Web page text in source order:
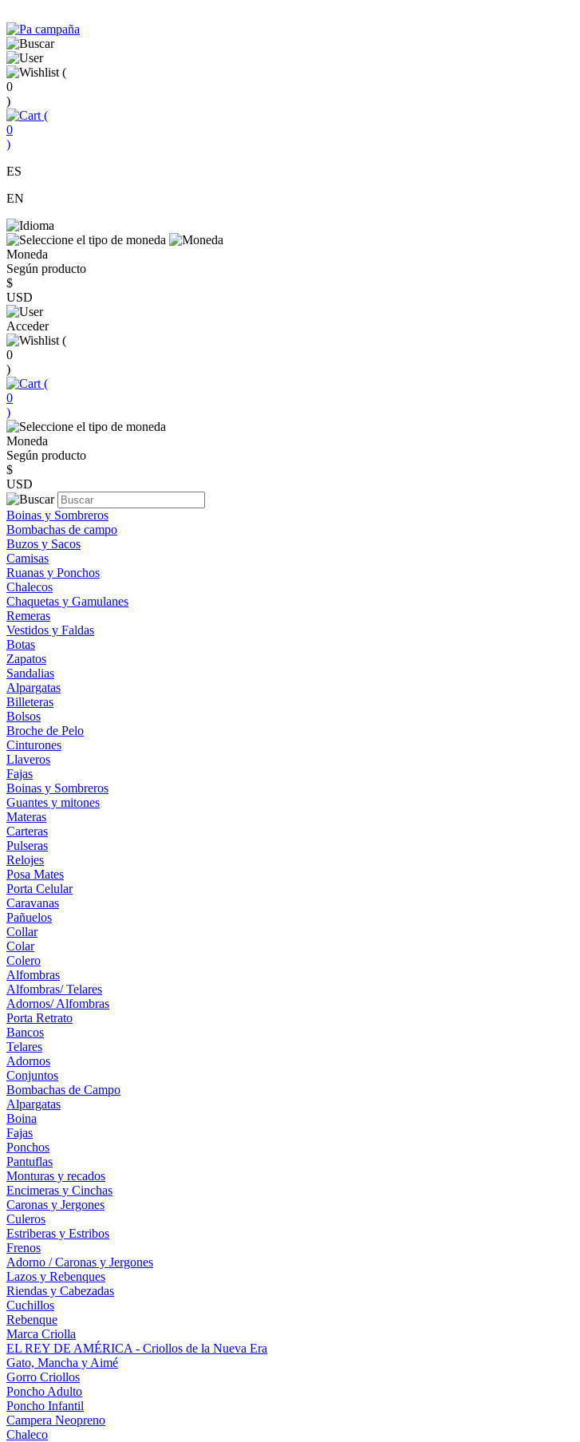
(
0
)
(
0
)
ES
EN
Moneda
Según producto
$
USD
Acceder
(
0
)
(
0
)
Moneda
Según producto
$
USD
Boinas y Sombreros
Bombachas de campo
Buzos y Sacos
Camisas
Ruanas y Ponchos
Chalecos
Chaquetas y Gamulanes
Remeras
Vestidos y Faldas
Botas
Zapatos
Sandalias
Alpargatas
Billeteras
Bolsos
Broche de Pelo
Cinturones
Llaveros
Fajas
Boinas y Sombreros
Guantes y mitones
Materas
Carteras
Pulseras
Relojes
Posa Mates
Porta Celular
Caravanas
Pañuelos
Collar
Colar
Colero
Alfombras
Alfombras/ Telares
Adornos/ Alfombras
Porta Retrato
Bancos
Telares
Adornos
Conjuntos
Bombachas de Campo
Alpargatas
Boina
Fajas
Ponchos
Pantuflas
Monturas y recados
Encimeras y Cinchas
Caronas y Jergones
Culeros
Estriberas y Estribos
Frenos
Adorno / Caronas y Jergones
Lazos y Rebenques
Riendas y Cabezadas
Cuchillos
Rebenque
Marca Criolla
EL REY DE AMÉRICA - Criollos de la Nueva Era
Gato, Mancha y Aimé
Gorro Criollos
Poncho Adulto
Poncho Infantil
Campera Neopreno
Chaleco